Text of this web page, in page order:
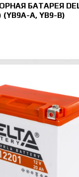
БАТАРЕЯ
A, YB9-B)